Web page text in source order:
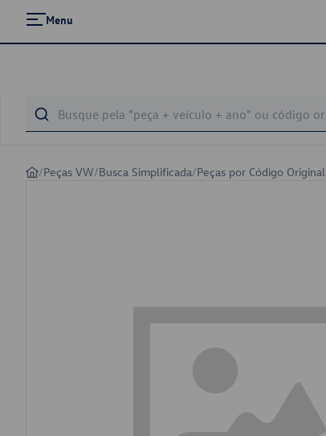
Menu
/Peças VW/Busca Simplificada/Peças por Código Original